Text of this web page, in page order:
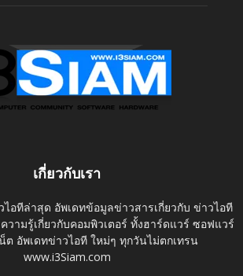
เกี่ยวกับเรา
ไอทีล่าสุด อัพเดทข้อมูลข่าวสารเกี่ยวกับ ข่าวไอที
วามรู้เกี่ยวกับคอมพิวเตอร์ ทั้งฮาร์ดแวร์ ซอฟแวร์
ต อัพเดทข่าวไอที ใหม่ๆ ทุกวันไม่ตกเทรน
www.i3Siam.com